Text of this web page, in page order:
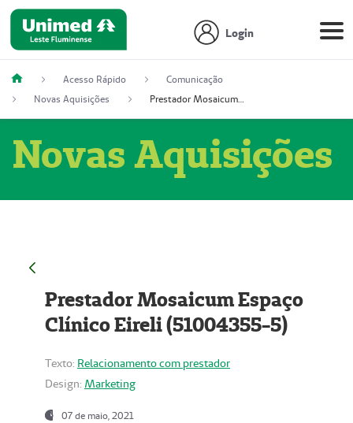
Login
Acesso Rápido
Comunicação
Novas Aquisições
Prestador Mosaicum Espaço Clínico Eireli (51004355-5)
Novas Aquisições
Prestador Mosaicum Espaço
Clínico Eireli (51004355-5)
Texto: Relacionamento com prestador
Design: Marketing
07 de maio, 2021